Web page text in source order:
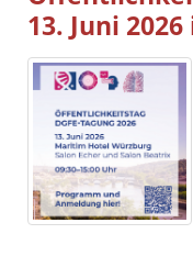
13. Juni